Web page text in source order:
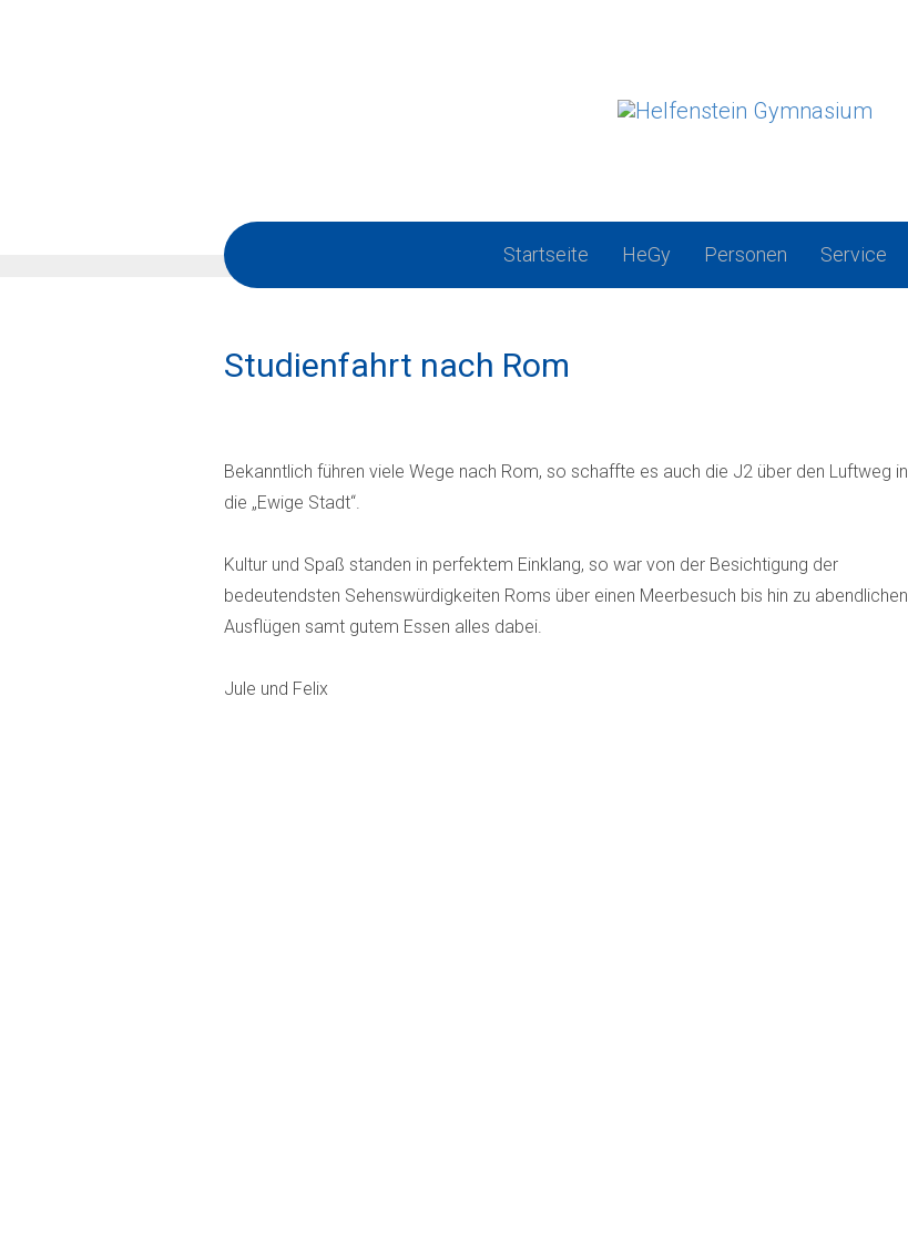
Startseite HeGy Personen Service
Studienfahrt nach Rom
Bekanntlich führen viele Wege nach Rom, so schaffte es auch die J2 über den Luftweg in
die „Ewige Stadt“.
Kultur und Spaß standen in perfektem Einklang, so war von der Besichtigung der
bedeutendsten Sehenswürdigkeiten Roms über einen Meerbesuch bis hin zu abendlichen
Ausflügen samt gutem Essen alles dabei.
Jule und Felix